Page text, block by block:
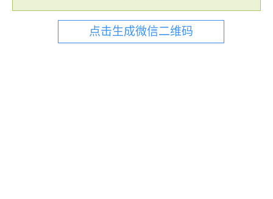
点击生成微信二维码